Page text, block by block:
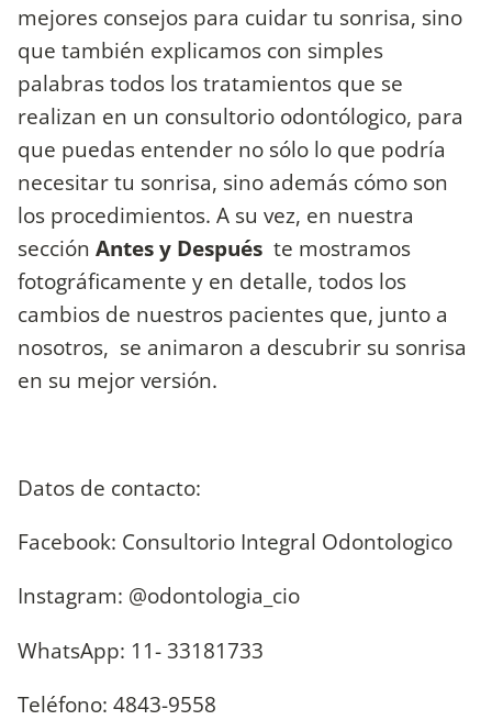
mejores consejos para cuidar tu sonrisa, sino
que también explicamos con simples
palabras todos los tratamientos que se
realizan en un consultorio odontólogico, para
que puedas entender no sólo lo que podría
necesitar tu sonrisa, sino además cómo son
los procedimientos. A su vez, en nuestra
sección Antes y Después te mostramos
fotográficamente y en detalle, todos los
cambios de nuestros pacientes que, junto a
nosotros, se animaron a descubrir su sonrisa
en su mejor versión.
Datos de contacto:
Facebook: Consultorio Integral Odontologico
Instagram: @odontologia_cio
WhatsApp: 11- 33181733
Teléfono: 4843-9558